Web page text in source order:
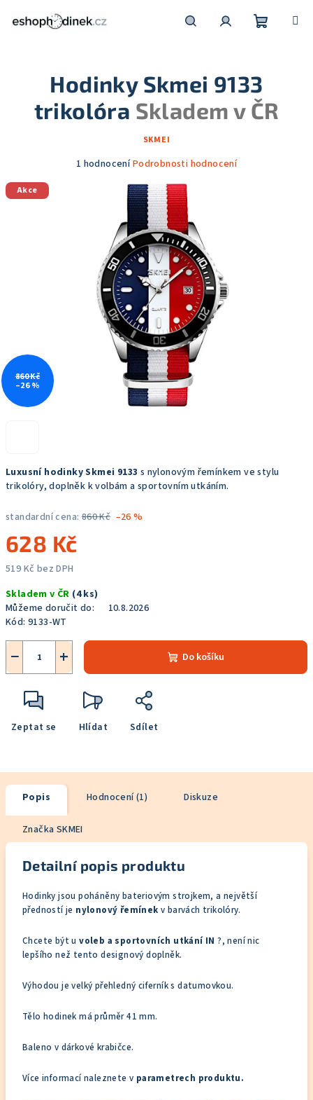
košík
Luxusní hodinky Skmei 9133 s nylonovým řemínkem ve stylu
trikolóry, doplněk k volbám a sportovním utkáním.
standardní cena: 860 Kč –26 %
628 Kč
519 Kč bez DPH
cena:
Skladem v ČR (4 ks)
Můžeme doručit do:
10.8.2026
Kód: 9133-WT
+
− Do košíku
Zeptat se Hlídat Sdílet
Hodinky Skmei 9133
trikolóra Skladem v ČR
SKMEI
Průměrné
hvězdiček.
1 hodnoceníPodrobnosti hodnocení
Akce
860 Kč
–26 %
Popis Hodnocení (1) Diskuze
Značka SKMEI
Detailní popis produktu
Hodinky jsou poháněny bateriovým strojkem, a největší
předností je nylonový řemínek v barvách trikolóry.
Chcete být uvoleb a sportovních utkání IN ?, není nic
lepšího než tento designový doplněk.
Výhodou je velký přehledný ciferník s datumovkou.
Tělo hodinek má průměr 41 mm.
Baleno v dárkové krabičce.
Více informací naleznete v parametrech produktu.